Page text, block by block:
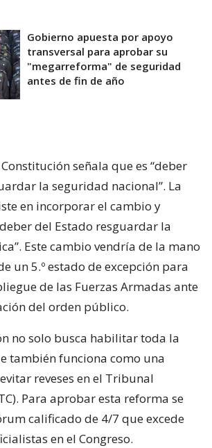
Gobierno apuesta por apoyo
transversal para aprobar su
"megarreforma" de seguridad
antes de fin de año
señala que es “deber
la seguridad nacional”. La
en incorporar el cambio y
del Estado resguardar la
Este cambio vendría de la mano
un 5.º estado de excepción para
de las Fuerzas Armadas ante
del orden público.
no solo busca habilitar toda la
también funciona como una
reveses en el Tribunal
Para aprobar esta reforma se
calificado de 4/7 que excede
en el Congreso.